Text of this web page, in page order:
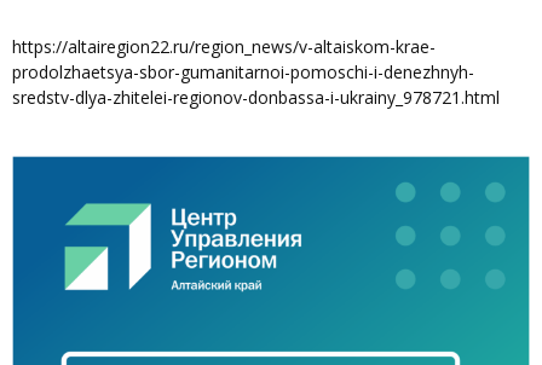
https://altairegion22.ru/region_news/v-altaiskom-krae-
prodolzhaetsya-sbor-gumanitarnoi-pomoschi-i-denezhnyh-
sredstv-dlya-zhitelei-regionov-donbassa-i-ukrainy_978721.html